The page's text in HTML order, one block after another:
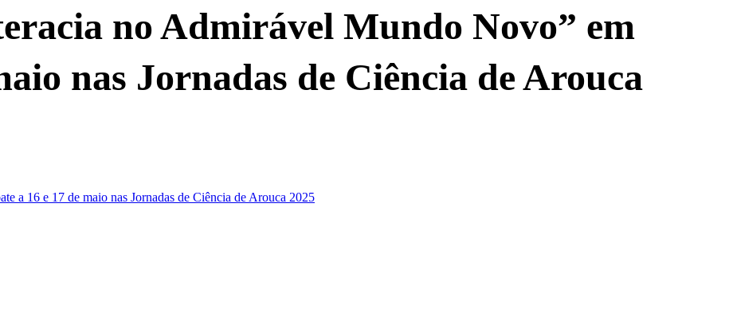
no Admirável Mundo Novo” em
nas Jornadas de Ciência de Arouca